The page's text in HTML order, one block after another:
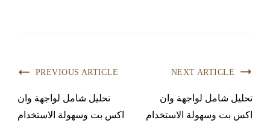
PREVIOUS ARTICLE
تحليل شامل لواجهة وان
اكس بت وسهولة الاستخدام
NEXT ARTICLE
تحليل شامل لواجهة وان
اكس بت وسهولة الاستخدام